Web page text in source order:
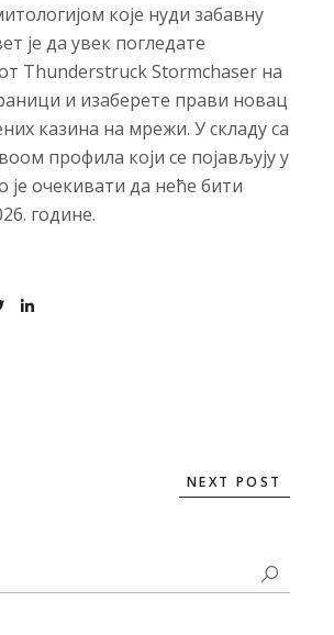
које нуди забавну
је да увек погледате
Thunderstruck Stormchaser на
и изаберете прави новац
казина на мрежи. У складу са
профила који се појављују у
је очекивати да неће бити
године.
NEXT POST